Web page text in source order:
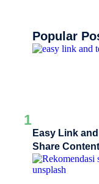
Popular
1
Easy Link
Share